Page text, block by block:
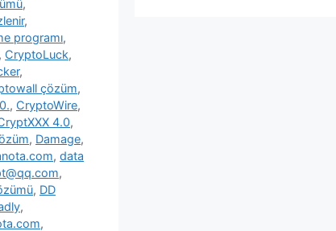
,
,
programı,
, CryptoLuck,
,
çözüm,
, CryptoWire,
4.0,
, Damage,
, data
,
, DD
,
,